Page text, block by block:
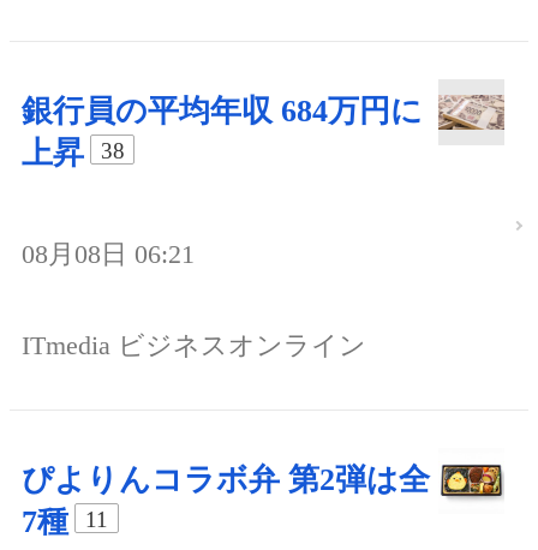
銀行員の平均年収 684万円に
上昇
38
08月08日 06:21
ITmedia ビジネスオンライン
ぴよりんコラボ弁 第2弾は全
7種
11